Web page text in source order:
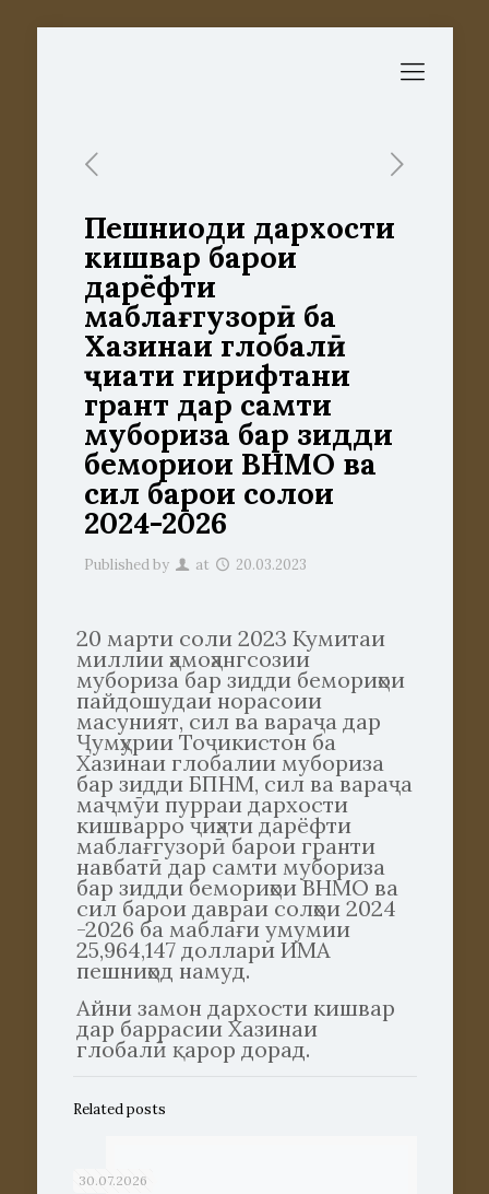
Пешниҳоди дархости
кишвар барои
дарёфти
маблағгузорӣ ба
Хазинаи глобалӣ
ҷиҳати гирифтани
грант дар самти
мубориза бар зидди
бемориҳои ВНМО ва
сил барои солҳои
2024-2026
Published by at 20.03.2023
20 марти соли 2023 Кумитаи
миллии ҳамоҳангсозии
мубориза бар зидди бемориҳои
пайдошудаи норасоии
масуният, сил ва вараҷа дар
Ҷумҳурии Тоҷикистон ба
Хазинаи глобалии мубориза
бар зидди БПНМ, сил ва вараҷа
маҷмӯи пурраи дархости
кишварро ҷиҳати дарёфти
маблағгузорӣ барои гранти
навбатӣ дар самти мубориза
бар зидди бемориҳои ВНМО ва
сил барои давраи солҳои 2024
-2026 ба маблағи умумии
25,964,147 доллари ИМА
пешниҳод намуд.
Айни замон дархости кишвар
дар баррасии Хазинаи
глобалӣ қарор дорад.
Related posts
30.07.2026